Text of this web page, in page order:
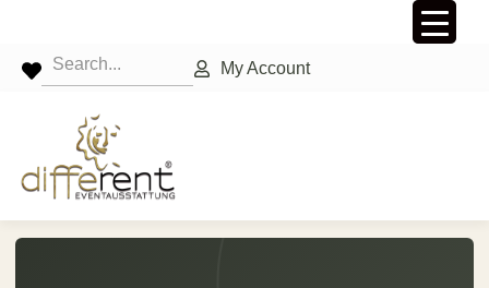
My Account